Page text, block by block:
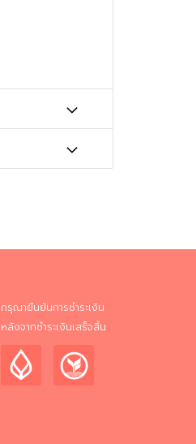
กรุณายืนยันการชำระเงิน
หลังจากชำระเงินเสร็จสิ้น